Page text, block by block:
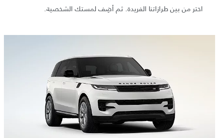
اختر من بين طرازاتنا الفريدة. ثم أضِف لمستك الشخصية.